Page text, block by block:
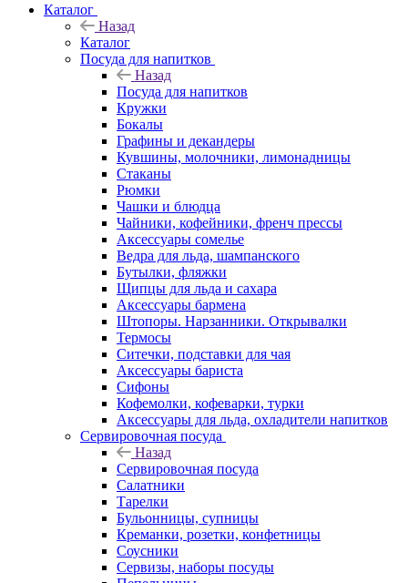
Каталог
Назад
Каталог
Посуда для напитков
Назад
Посуда для напитков
Кружки
Бокалы
Графины и декандеры
Кувшины, молочники, лимонадницы
Стаканы
Рюмки
Чашки и блюдца
Чайники, кофейники, френч прессы
Аксессуары сомелье
Ведра для льда, шампанского
Бутылки, фляжки
Щипцы для льда и сахара
Аксессуары бармена
Штопоры. Нарзанники. Открывалки
Термосы
Ситечки, подставки для чая
Аксессуары бариста
Сифоны
Кофемолки, кофеварки, турки
Аксессуары для льда, охладители напитков
Сервировочная посуда
Назад
Сервировочная посуда
Салатники
Тарелки
Бульонницы, супницы
Креманки, розетки, конфетницы
Соусники
Сервизы, наборы посуды